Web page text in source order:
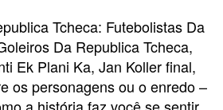
Tcheca: Futebolistas Da
Da Republica Tcheca,
Ek Plani Ka, Jan Koller final,
os personagens ou o enredo –